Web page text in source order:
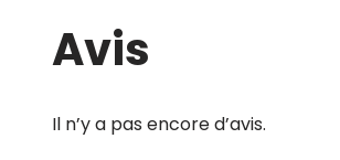
Avis
Il n’y a pas encore d’avis.